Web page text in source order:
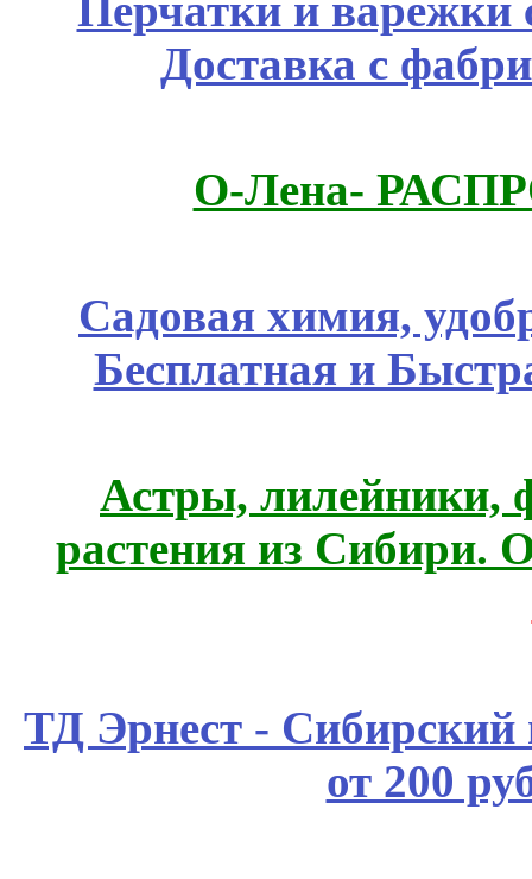
Доставка с
О-Лена-
Садовая химия,
Бесплатная и
Астры, лилейники,
растения из Сибири.
ТД Эрнест - Сибирский
от 200